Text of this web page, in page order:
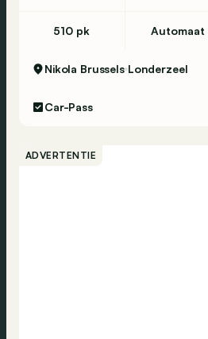
510 pk Automaat
Nikola Brussels Londerzeel
Car-Pass
ADVERTENTIE